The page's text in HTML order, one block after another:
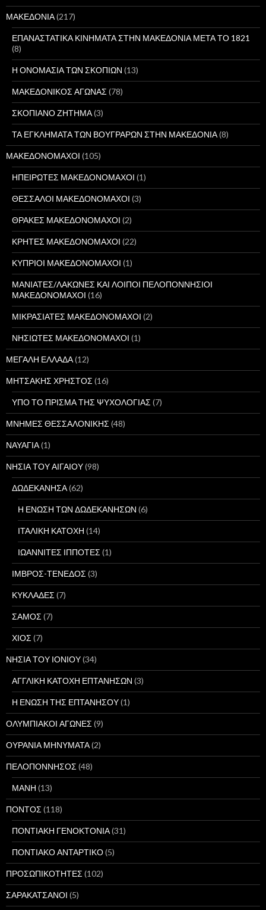
ΜΑΚΕΔΟΝΙΑ(217)
ΕΠΑΝΑΣΤΑΤΙΚΑ ΚΙΝΗΜΑΤΑ ΣΤΗΝ ΜΑΚΕΔΟΝΙΑ ΜΕΤΑ ΤΟ 1821
(8)
Η ΟΝΟΜΑΣΙΑ ΤΩΝ ΣΚΟΠΙΩΝ (13)
ΜΑΚΕΔΟΝΙΚΟΣ ΑΓΩΝΑΣ (78)
ΣΚΟΠΙΑΝΟ ΖΗΤΗΜΑ(3)
ΤΑ ΕΓΚΛΗΜΑΤΑ ΤΩΝ ΒΟΥΓΡΑΡΩΝ ΣΤΗΝ ΜΑΚΕΔΟΝΙΑ(8)
ΜΑΚΕΔΟΝΟΜΑΧΟΙ (105)
ΗΠΕΙΡΩΤΕΣ ΜΑΚΕΔΟΝΟΜΑΧΟΙ (1)
ΘΕΣΣΑΛΟΙ ΜΑΚΕΔΟΝΟΜΑΧΟΙ (3)
ΘΡΑΚΕΣ ΜΑΚΕΔΟΝΟΜΑΧΟΙ (2)
ΚΡΗΤΕΣ ΜΑΚΕΔΟΝΟΜΑΧΟΙ (22)
ΚΥΠΡΙΟΙ ΜΑΚΕΔΟΝΟΜΑΧΟΙ (1)
ΜΑΝΙΑΤΕΣ/ΛΑΚΩΝΕΣ ΚΑΙ ΛΟΙΠΟΙ ΠΕΛΟΠΟΝΝΗΣΙΟΙ
ΜΑΚΕΔΟΝΟΜΑΧΟΙ (16)
ΜΙΚΡΑΣΙΑΤΕΣ ΜΑΚΕΔΟΝΟΜΑΧΟΙ (2)
ΝΗΣΙΩΤΕΣ ΜΑΚΕΔΟΝΟΜΑΧΟΙ (1)
ΜΕΓΑΛΗ ΕΛΛΑΔΑ(12)
ΜΗΤΣΑΚΗΣ ΧΡΗΣΤΟΣ (16)
ΥΠΟ ΤΟ ΠΡΙΣΜΑ ΤΗΣ ΨΥΧΟΛΟΓΙΑΣ (7)
ΜΝΗΜΕΣ ΘΕΣΣΑΛΟΝΙΚΗΣ (48)
ΝΑΥΑΓΙΑ(1)
ΝΗΣΙΑ ΤΟΥ ΑΙΓΑΙΟΥ(98)
ΔΩΔΕΚΑΝΗΣΑ(62)
Η ΕΝΩΣΗ ΤΩΝ ΔΩΔΕΚΑΝΗΣΩΝ (6)
ΙΤΑΛΙΚΗ ΚΑΤΟΧΗ (14)
ΙΩΑΝΝΙΤΕΣ ΙΠΠΟΤΕΣ (1)
ΙΜΒΡΟΣ-ΤΕΝΕΔΟΣ (3)
ΚΥΚΛΑΔΕΣ (7)
ΣΑΜΟΣ (7)
ΧΙΟΣ (7)
ΝΗΣΙΑ ΤΟΥ ΙΟΝΙΟΥ(34)
ΑΓΓΛΙΚΗ ΚΑΤΟΧΗ ΕΠΤΑΝΗΣΩΝ (3)
Η ΕΝΩΣΗ ΤΗΣ ΕΠΤΑΝΗΣΟΥ(1)
ΟΛΥΜΠΙΑΚΟΙ ΑΓΩΝΕΣ (9)
ΟΥΡΑΝΙΑ ΜΗΝΥΜΑΤΑ(2)
ΠΕΛΟΠΟΝΝΗΣΟΣ (48)
ΜΑΝΗ (13)
ΠΟΝΤΟΣ (118)
ΠΟΝΤΙΑΚΗ ΓΕΝΟΚΤΟΝΙΑ(31)
ΠΟΝΤΙΑΚΟ ΑΝΤΑΡΤΙΚΟ(5)
ΠΡΟΣΩΠΙΚΟΤΗΤΕΣ (102)
ΣΑΡΑΚΑΤΣΑΝΟΙ (5)